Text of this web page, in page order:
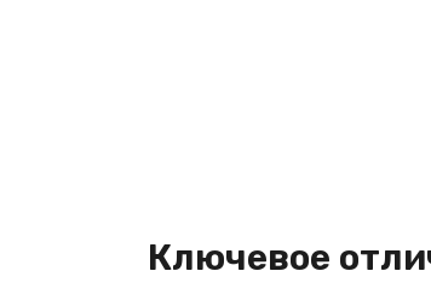
Ключевое